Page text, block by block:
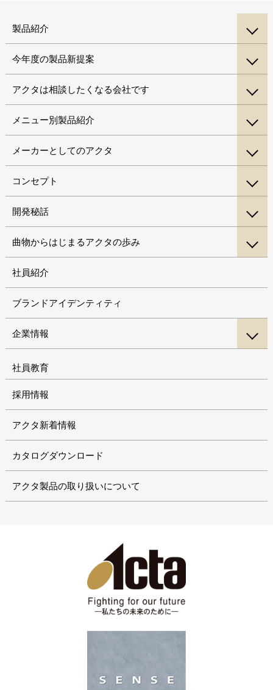
製品紹介
今年度の製品新提案
アクタは相談したくなる会社です
メニュー別製品紹介
メーカーとしてのアクタ
コンセプト
開発秘話
曲物からはじまるアクタの歩み
社員紹介
ブランドアイデンティティ
企業情報
社員教育
採用情報
アクタ新着情報
カタログダウンロード
アクタ製品の取り扱いについて